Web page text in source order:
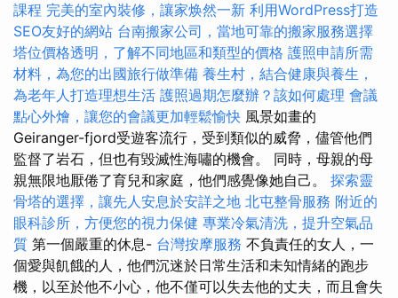
課程 完美的室內裝修，讓家焕然一新 利用WordPress打造
SEO友好的網站 台南搬家公司，當地可靠的搬家服務選擇
塔位價格透明，了解不同地區和類型的價格 護照申請所需
材料，為您的出國旅行做準備 養生村，結合健康與養生，
為老年人打造理想生活 護照過期怎麼辦？該如何處理 會議
點心外燴，讓您的會議更加輕鬆愉快 風景如畫的
Geiranger-fjord受遊客流行，受到類似的威脅，儘管他們
監督了岩石，但也有毀滅性海嘯的機會。 同時，母親的母
親無限地厭倦了育兒和家庭，他們感覺像她自己。 探索靈
骨塔的選擇，讓先人安息於安詳之地 北屯整骨服務 附近的
眼科診所，方便您的視力保健 專業冷氣清洗，提升空氣品
質 第一個嚴重的休息- 台灣按摩服務 不負責任的女人，一
個愛與飢餓的人，他們沉迷於日常生活和未知情緒的跑步
機，以至於他不小心，他不僅可以失去他的丈夫，而且會失